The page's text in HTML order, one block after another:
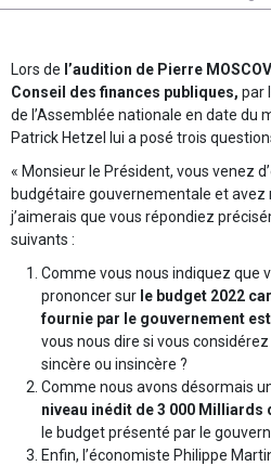
Lors de l’audition de Pierre
Conseil des finances publiques, par
de l’Assemblée nationale en date du
Patrick Hetzel lui a posé trois
« Monsieur le Président, vous venez
budgétaire gouvernementale et avez
j’aimerais que vous répondiez
suivants :
Comme vous nous indiquez que
prononcer sur le budget 2022
fournie par le gouvernement
vous nous dire si vous
sincère ou insincère ?
Comme nous avons désormais
niveau inédit de 3 000 Milliards
le budget présenté par le
Enfin, l’économiste Philippe